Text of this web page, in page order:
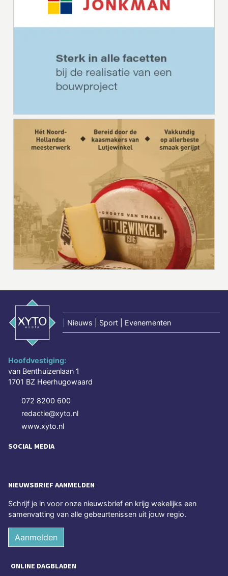
Nieuws | Sport | Evenementen
Hoofdvestiging:
van Benthuizenlaan 1
1701 BZ Heerhugowaard
072 8200 600
redactie@xyto.nl
www.xyto.nl
SOCIAL MEDIA
NIEUWSBRIEF AANMELDEN
Schrijf je in voor onze nieuwsbrief en krijg wekelijks een
samenvatting van alle gebeurtenissen uit jouw regio.
Aanmelden
ONLINE DAGBLADEN